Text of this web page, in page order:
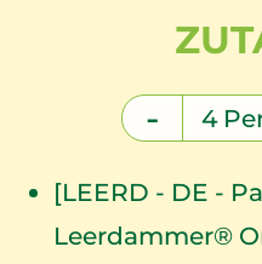
- 4
[LEERD - DE -
Leerdammer®